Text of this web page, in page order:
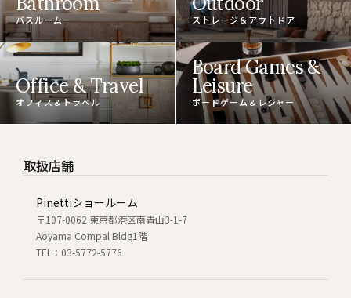
バスルーム ストレージ＆アウトドア
Office & Travel
オフィス＆トラベル
Board Games &
Leisure
ボードゲーム＆レジャー
取扱店舗
Pinettiショールーム
〒107-0062 東京都港区南青山3-1-7
Aoyama Compal Bldg1階
TEL：03-5772-5776